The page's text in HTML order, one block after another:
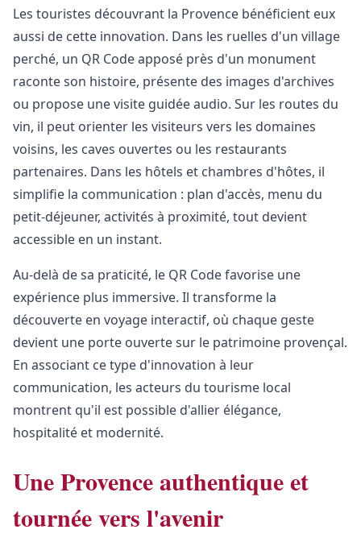
Les touristes découvrant la Provence bénéficient eux
aussi de cette innovation. Dans les ruelles d'un village
perché, un QR Code apposé près d'un monument
raconte son histoire, présente des images d'archives
ou propose une visite guidée audio. Sur les routes du
vin, il peut orienter les visiteurs vers les domaines
voisins, les caves ouvertes ou les restaurants
partenaires. Dans les hôtels et chambres d'hôtes, il
simplifie la communication : plan d'accès, menu du
petit-déjeuner, activités à proximité, tout devient
accessible en un instant.
Au-delà de sa praticité, le QR Code favorise une
expérience plus immersive. Il transforme la
découverte en voyage interactif, où chaque geste
devient une porte ouverte sur le patrimoine provençal.
En associant ce type d'innovation à leur
communication, les acteurs du tourisme local
montrent qu'il est possible d'allier élégance,
hospitalité et modernité.
Une Provence authentique et
tournée vers l'avenir